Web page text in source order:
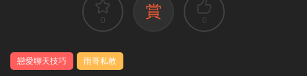
0 賞 0
戀愛聊天技巧 雨哥私教